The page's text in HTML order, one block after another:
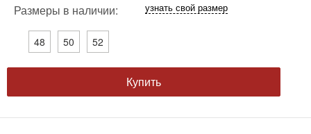
Размеры в наличии:
48 50 52
узнать свой размер
Купить